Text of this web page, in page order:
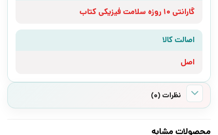
گارانتی 10 روزه سلامت فیزیکی کتاب
اصالت کالا
اصل
نظرات (0)
محصولات مشابه